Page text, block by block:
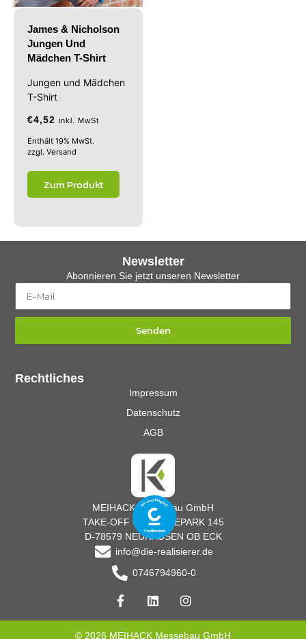
James & Nicholson
Jungen Und
Mädchen T-Shirt
Jungen und Mädchen
T-Shirt
€4,52 inkl. MwSt
Enthält 19% MwSt.
zzgl. Versand
Zum Produkt
MEIHACK Messebau GmbH
TAKE-OFF GEWERBEPARK 145
D-78579 NEUHAUSEN OB ECK
info@die-realisierer.de
0746794960-0
Rechtliches
Impressum
Datenschutz
AGB
Newsletter
Abonnieren Sie jetzt unseren Newsletter
Senden
© 2026 MEIHACK Messebau GmbH